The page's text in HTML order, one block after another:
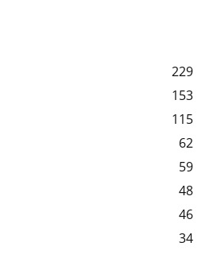
229
153
115
62
59
48
46
34